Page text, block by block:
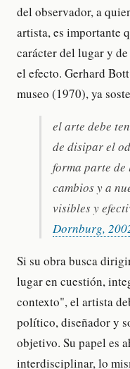
del observador, a
artista, es importante
carácter del lugar y
el efecto. Gerhard
museo (1970), ya
el arte debe
de disipar el
forma parte de
cambios y a
visibles y
Dornburg,
Si su obra busca
lugar en cuestión,
contexto", el artista
político, diseñador y
objetivo. Su papel es
interdisciplinar, lo